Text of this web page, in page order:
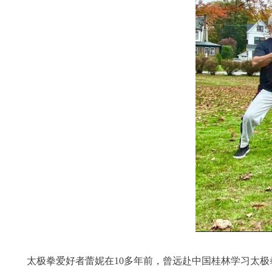
太极拳爱好者蕾妮在10多年前，曾远赴中国桂林学习太极